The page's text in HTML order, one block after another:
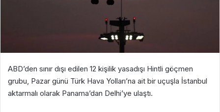
ABD’den sınır dışı edilen 12 kişilik yasadışı Hintli göçmen
grubu, Pazar günü Türk Hava Yolları’na ait bir uçuşla İstanbul
aktarmalı olarak Panama’dan Delhi’ye ulaştı.